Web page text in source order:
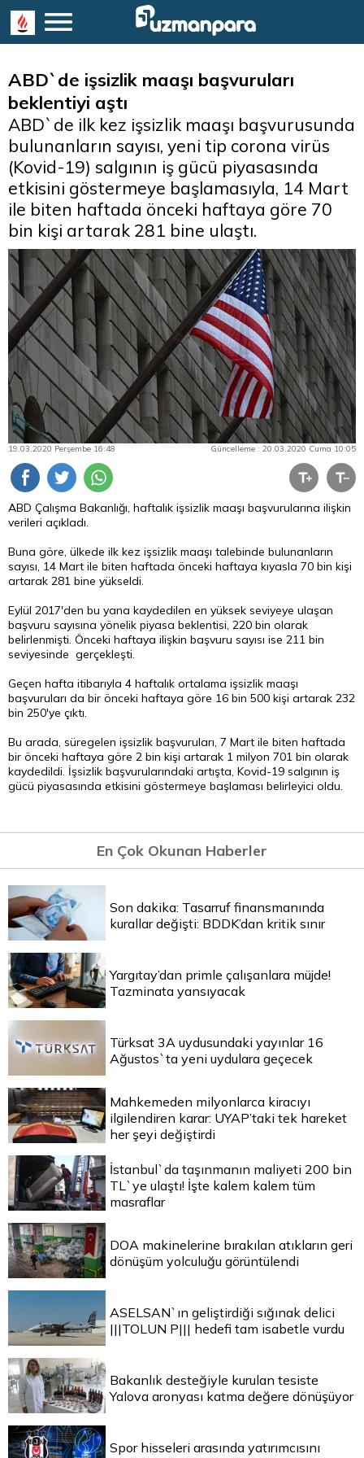
ABD`de işsizlik maaşı başvuruları
beklentiyi aştı
ABD`de ilk kez işsizlik maaşı başvurusunda
bulunanların sayısı, yeni tip corona virüs
(Kovid-19) salgının iş gücü piyasasında
etkisini göstermeye başlamasıyla, 14 Mart
ile biten haftada önceki haftaya göre 70
bin kişi artarak 281 bine ulaştı.
19.03.2020 Perşembe 16:48 Güncelleme : 20.03.2020 Cuma 10:05
ABD Çalışma Bakanlığı, haftalık işsizlik maaşı başvurularına ilişkin
verileri açıkladı.
Buna göre, ülkede ilk kez işsizlik maaşı talebinde bulunanların
sayısı, 14 Mart ile biten haftada önceki haftaya kıyasla 70 bin kişi
artarak 281 bine yükseldi.
Eylül 2017'den bu yana kaydedilen en yüksek seviyeye ulaşan
başvuru sayısına yönelik piyasa beklentisi, 220 bin olarak
belirlenmişti. Önceki haftaya ilişkin başvuru sayısı ise 211 bin
seviyesinde gerçekleşti.
Geçen hafta itibarıyla 4 haftalık ortalama işsizlik maaşı
başvuruları da bir önceki haftaya göre 16 bin 500 kişi artarak 232
bin 250'ye çıktı.
Bu arada, süregelen işsizlik başvuruları, 7 Mart ile biten haftada
bir önceki haftaya göre 2 bin kişi artarak 1 milyon 701 bin olarak
kaydedildi. İşsizlik başvurularındaki artışta, Kovid-19 salgının iş
gücü piyasasında etkisini göstermeye başlaması belirleyici oldu.
En Çok Okunan Haberler
Son dakika: Tasarruf finansmanında
kurallar değişti: BDDK’dan kritik sınır
Yargıtay’dan primle çalışanlara müjde!
Tazminata yansıyacak
Türksat 3A uydusundaki yayınlar 16
Ağustos`ta yeni uydulara geçecek
Mahkemeden milyonlarca kiracıyı
ilgilendiren karar: UYAP’taki tek hareket
her şeyi değiştirdi
İstanbul`da taşınmanın maliyeti 200 bin
TL`ye ulaştı! İşte kalem kalem tüm
masraflar
DOA makinelerine bırakılan atıkların geri
dönüşüm yolculuğu görüntülendi
ASELSAN`ın geliştirdiği sığınak delici
|||TOLUN P||| hedefi tam isabetle vurdu
Bakanlık desteğiyle kurulan tesiste
Yalova aronyası katma değere dönüşüyor
Spor hisseleri arasında yatırımcısını